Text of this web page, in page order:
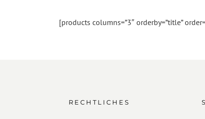
[products columns=”3″ orderby=”title”
RECHTLICHES